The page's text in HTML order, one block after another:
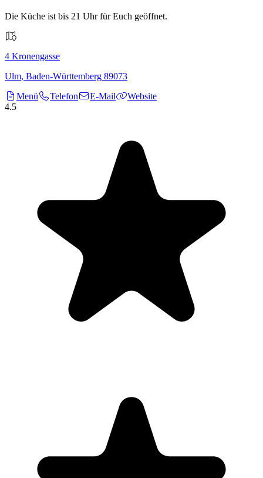
Die Küche ist bis 21 Uhr für Euch geöffnet.
4 Kronengasse
Ulm, Baden-Württemberg 89073
Menü
Telefon E-Mail
Website
4.5